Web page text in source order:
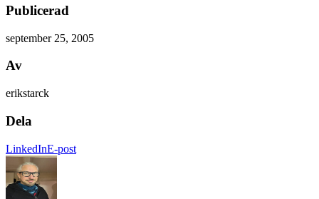
Publicerad
september 25, 2005
Av
erikstarck
Dela
LinkedInE-post